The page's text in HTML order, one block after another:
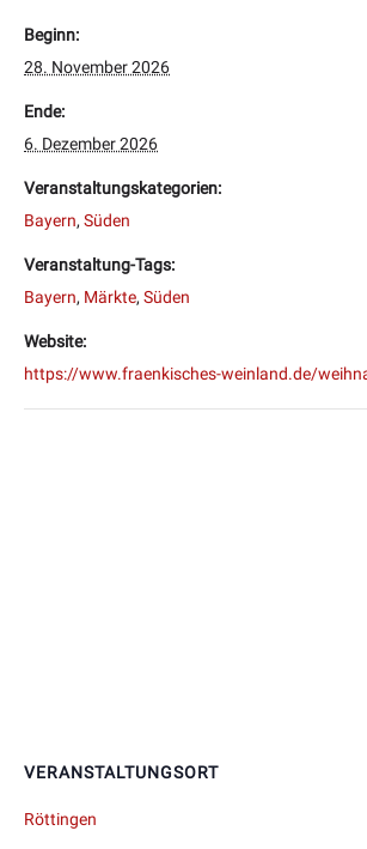
Beginn:
28. November 2026
Ende:
6. Dezember 2026
Veranstaltungskategorien:
Bayern, Süden
Veranstaltung-Tags:
Bayern, Märkte, Süden
Website:
https://www.fraenkisches-weinland.de/
VERANSTALTUNGSORT
Röttingen